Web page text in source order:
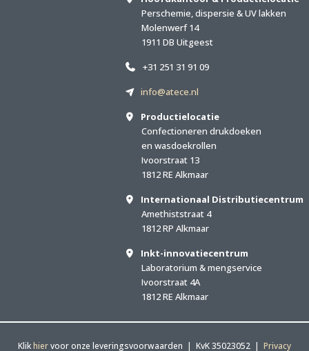
Perschemie, dispersie & UV lakken
Molenwerf 14
1911 DB Uitgeest
+31 251 31 91 09
info@atece.nl
Productielocatie
Confectioneren drukdoeken
en wasdoekrollen
Ivoorstraat 13
1812 RE Alkmaar
Internationaal Distributiecentrum
Amethiststraat 4
1812 RP Alkmaar
Inkt-innovatiecentrum
Laboratorium & mengservice
Ivoorstraat 4A
1812 RE Alkmaar
Klikhiervoor onze leveringsvoorwaarden | KvK 35023052 | Privacy